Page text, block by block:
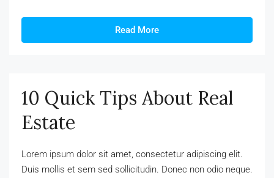
Read More
10 Quick Tips About Real
Estate
Lorem ipsum dolor sit amet, consectetur adipiscing elit.
Duis mollis et sem sed sollicitudin. Donec non odio neque.